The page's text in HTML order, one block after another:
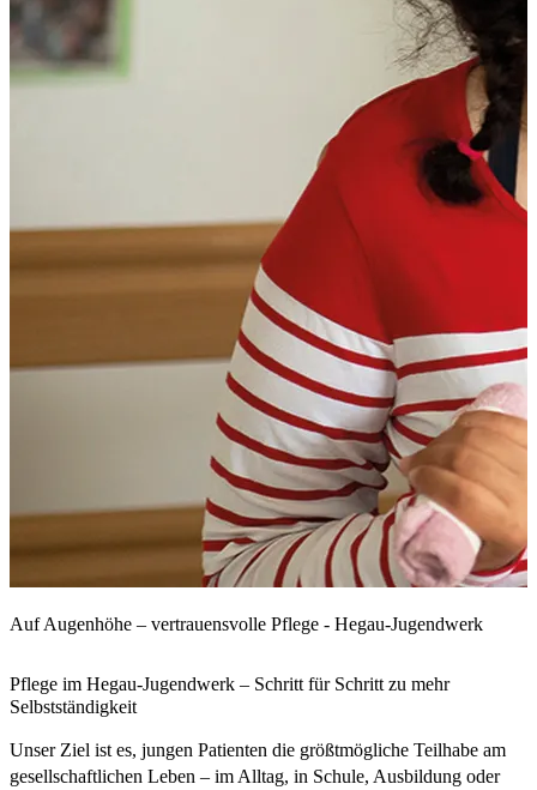
Auf Augenhöhe – vertrauensvolle Pflege - Hegau-Jugendwerk
Pflege im Hegau-Jugendwerk – Schritt für Schritt zu mehr
Selbstständigkeit
Unser Ziel ist es, jungen Patienten die größtmögliche Teilhabe am
gesellschaftlichen Leben – im Alltag, in Schule, Ausbildung oder